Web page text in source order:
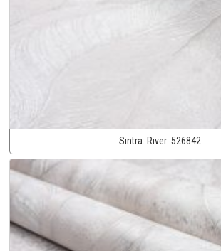
Sintra: River: 526842